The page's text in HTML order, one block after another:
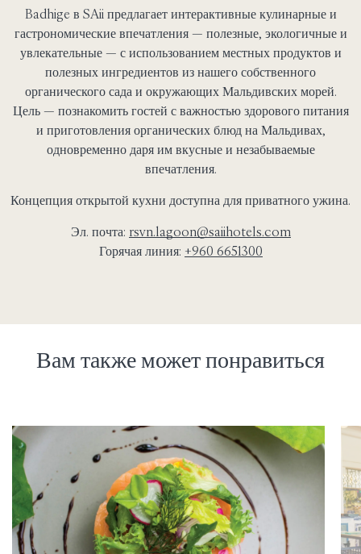
Badhige в SAii предлагает интерактивные кулинарные и
гастрономические впечатления — полезные, экологичные и
увлекательные — с использованием местных продуктов и
полезных ингредиентов из нашего собственного
органического сада и окружающих Мальдивских морей.
Цель — познакомить гостей с важностью здорового питания
и приготовления органических блюд на Мальдивах,
одновременно даря им вкусные и незабываемые
впечатления.
Концепция открытой кухни доступна для приватного ужина.
Эл. почта: rsvn.lagoon@saiihotels.com
Горячая линия: +960 6651300
Вам также может понравиться